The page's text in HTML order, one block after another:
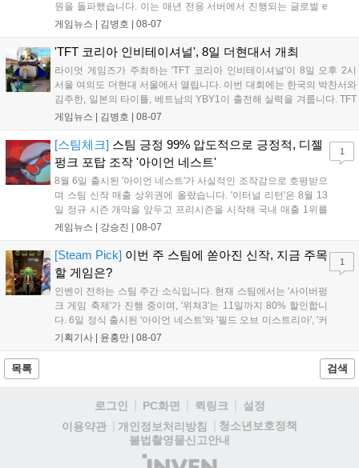
원을 돌파했습니다. 이는 매년 전용 서버에서 진행되는 글로벌 e
스포츠 대회 FWC의 영향이 큽니다. FWC는 이용자가 동일한 조
은 전년 대비 매출과 이용자 지표가 대폭 상승하는 성과를 냈습니
FWC 그랜드 파이널이 개최될 예정이며, 위메이드커넥트는 이를
통해 커뮤니티 중심의 장기 성장 모델을 지속할 방침입니다....
게임뉴스 | 김병호 | 08-07
'TFT 코리아 인비테이셔널', 8일 더현대서 개최
라이엇 게임즈가 주최하는 'TFT 코리아 인비테이셔널'이 8일 오후 2시
서울 여의도 더현대 서울에서 열립니다. 이번 대회에는 한국의 박찬서와
김주한, 일본의 타이틀, 베트남의 YBY1이 출전해 실력을 겨룹니다. TFT
는 소속팀 없이 개인 자격으로 참가하는 독특한 대회 구조를 가지며, 누
17일까지 이어지는 이번 행사는 신규 세트 체험과 공연 등 다양한 즐길
거리를 제공하며, 이후 현대백화점 판교점에서도 행사가 이어질 예정입
니다. 연말에는 라스베이거스 오픈이 개최됩니다....
게임뉴스 | 김병호 | 08-07
[스팀체크] 스팀 긍정 99% 압도적으로 긍정적, 디젤
펑크 포탑 조작 '아이언 네스트'
8월 6일 출시된 '아이언 네스트'가 사실적인 조작감으로 호평받으
며 스팀 신작 매출 상위권에 올랐습니다. '이터널 리턴'은 8월 13
일 정규 시즌 개막을 앞두고 프리시즌을 시작해 국내 매출 1위를
기록했습니다. 25주년을 맞은 '고스트 리콘' 시리즈는 8월 6일 쇼
'마블 투혼: 파이팅 소울즈'와 레트로 수리 시뮬레이션 '리스토
리'도 스팀에 정식 출시되었습니다....
게임뉴스 | 강승진 | 08-07
1
[Steam Pick] 이번 주 스팀에 쏟아진 신작, 지금 주목
할 게임은?
인벤이 전하는 스팀 주간 소식입니다. 현재 스팀에서는 '사이버펑
크 게임 축제'가 진행 중이며, '위쳐3'는 11일까지 80% 할인합니
다. 6일 정식 출시된 '아이언 네스트'와 '필드 오브 미스트리아', '커
세어 코브'가 호평받고 있습니다. 한편, 7일 출시된 '마블 투혼'은
다. 유비소프트의 '고스트리콘: 와일드랜드'는 7년 만의 대규모 업
기획기사 | 윤홍만 | 08-07
1
목록 검색
로그인 PC화면 퀵링크
설정
이용약관
개인정보처리방침
청소년보호정책
불법촬영물신고안내
(주)